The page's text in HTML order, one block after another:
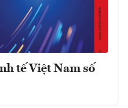
tế Việt Nam số